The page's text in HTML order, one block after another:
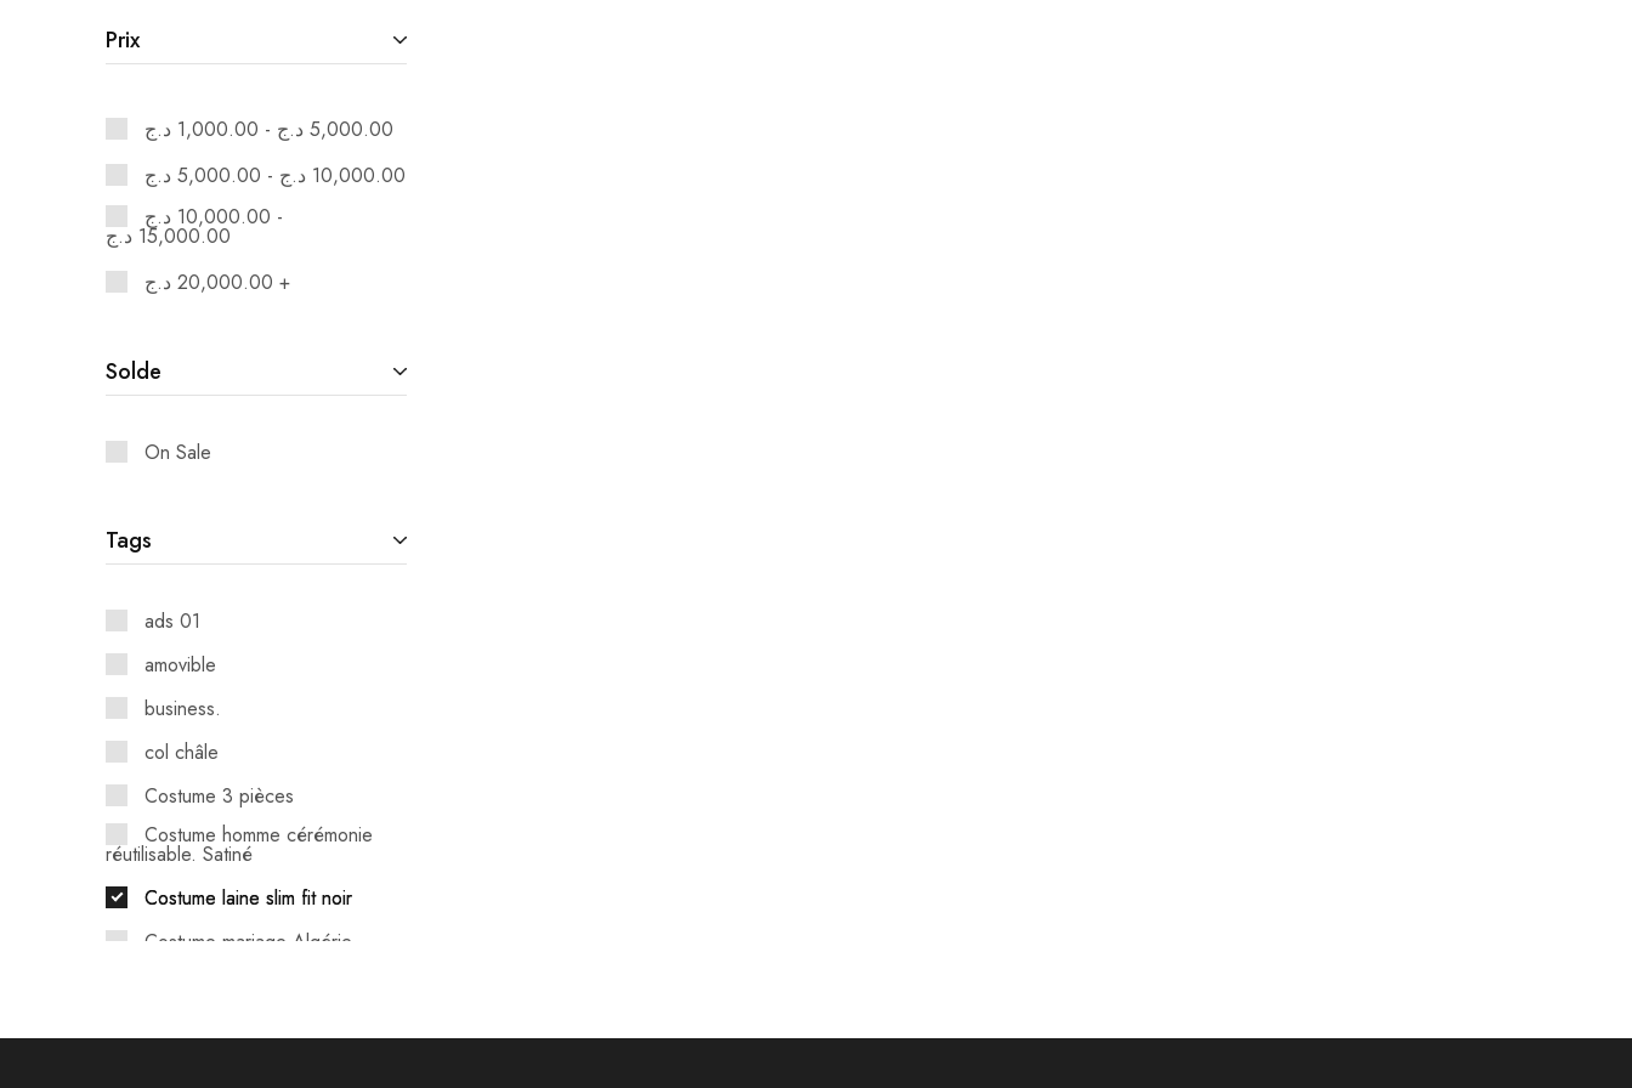
Prix
1,000.00 د.ج - 5,000.00 د.ج
5,000.00 د.ج - 10,000.00 د.ج
10,000.00 د.ج -
15,000.00 د.ج
20,000.00 د.ج +
Solde
On Sale
Tags
ads 01
amovible
business.
col châle
Costume 3 pièces
Costume homme cérémonie
réutilisable. Satiné
Costume laine slim fit noir
Costume mariage Algérie
bureau